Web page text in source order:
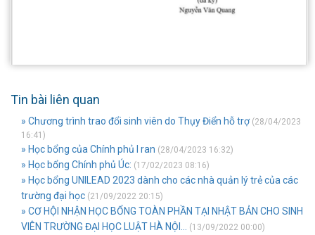
Tin bài liên quan
» Chương trình trao đổi sinh viên do Thụy Điển hỗ trợ(28/04/2023
16:41)
» Học bổng của Chính phủ I ran (28/04/2023 16:32)
» Học bổng Chính phủ Úc: (17/02/2023 08:16)
» Học bổng UNILEAD 2023 dành cho các nhà quản lý trẻ của các
trường đại học (21/09/2022 20:15)
» CƠ HỘI NHẬN HỌC BỔNG TOÀN PHẦN TẠI NHẬT BẢN CHO SINH
VIÊN TRƯỜNG ĐẠI HỌC LUẬT HÀ NỘI...
(13/09/2022 00:00)